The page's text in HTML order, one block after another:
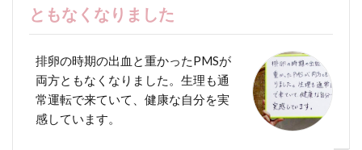
ともなくなりました
排卵の時期の出血と重かったPMSが
両方ともなくなりました。生理も通
常運転で来ていて、健康な自分を実
感しています。